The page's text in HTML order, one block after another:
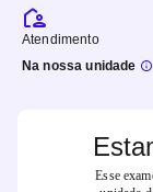
Atendimento
Na nossa unidade
Esse